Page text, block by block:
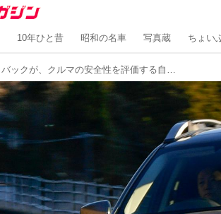
10年ひと昔 昭和の名車 写真蔵 ちょい
新型レガシィアウトバックが、クルマの安全性を評価する自動車アセスメントで最高得点、ファイブスター大賞も獲得